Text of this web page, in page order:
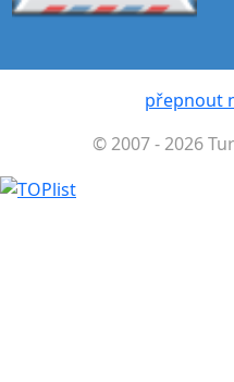
přepnout
© 2007 - 2026